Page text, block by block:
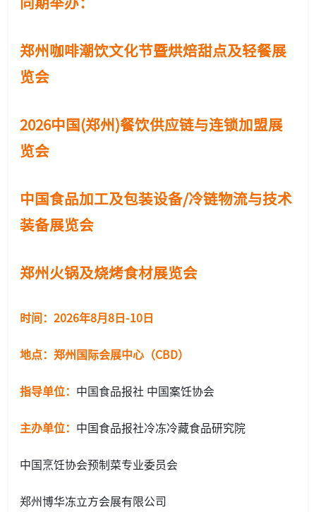
郑州咖啡潮饮文化节暨烘焙甜点及轻餐展
览会
2026中国(郑州)餐饮供应链与连锁加盟展
览会
中国食品加工及包装设备/冷链物流与技术
装备展览会
郑州火锅及烧烤食材展览会
时间：2026年8月8日-10日
地点：郑州国际会展中心 （CBD）
指导单位： 中国食品报社 中国案饪协会
主办单位： 中国食品报社冷冻冷藏食品研究院
中国烹饪协会预制菜专业委员会
郑州博华冻立方会展有限公司